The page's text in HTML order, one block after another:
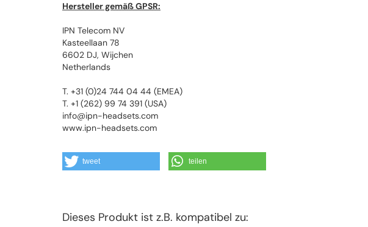
Hersteller gemäß GPSR:
IPN Telecom NV
Kasteellaan 78
6602 DJ, Wijchen
Netherlands
T. +31 (0)24 744 04 44 (EMEA)
T. +1 (262) 99 74 391 (USA)
info@ipn-headsets.com
www.ipn-headsets.com
tweet teilen
Dieses Produkt ist z.B. kompatibel zu: